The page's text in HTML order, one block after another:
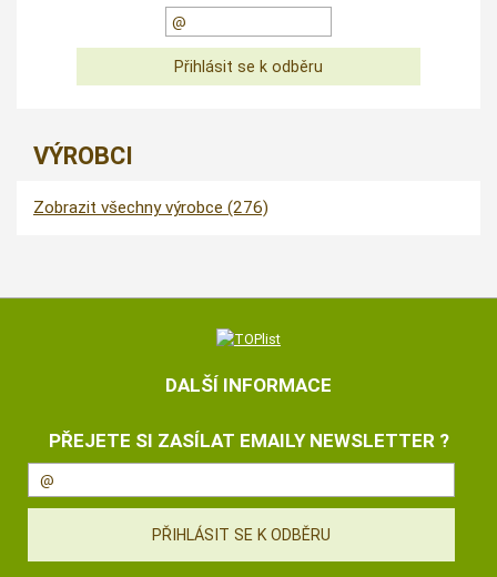
VÝROBCI
Zobrazit všechny výrobce (276)
DALŠÍ INFORMACE
PŘEJETE SI ZASÍLAT EMAILY NEWSLETTER ?